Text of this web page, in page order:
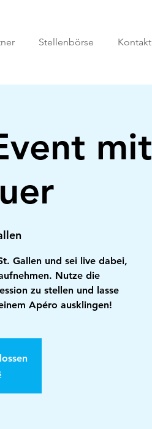
Stellenbörse Kontakt
mit
Gallen und sei live dabei,
Nutze die
zu stellen und lasse
Apéro ausklingen!